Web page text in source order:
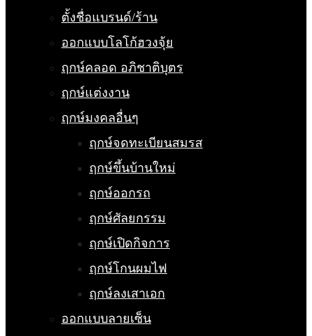
ตั้งชื่อแบรนด์/ร้าน
ออกแบบโลโก้ฮวงจุ้ย
ฤกษ์คลอด อภิชาติบุตร
ฤกษ์แต่งงาน
ฤกษ์มงคลอื่นๆ
ฤกษ์จดทะเบียนสมรส
ฤกษ์ขึ้นบ้านใหม่
ฤกษ์ออกรถ
ฤกษ์ศัลยกรรม
ฤกษ์เปิดกิจการ
ฤกษ์โกนผมไฟ
ฤกษ์ลงเสาเอก
ออกแบบลายเซ็น